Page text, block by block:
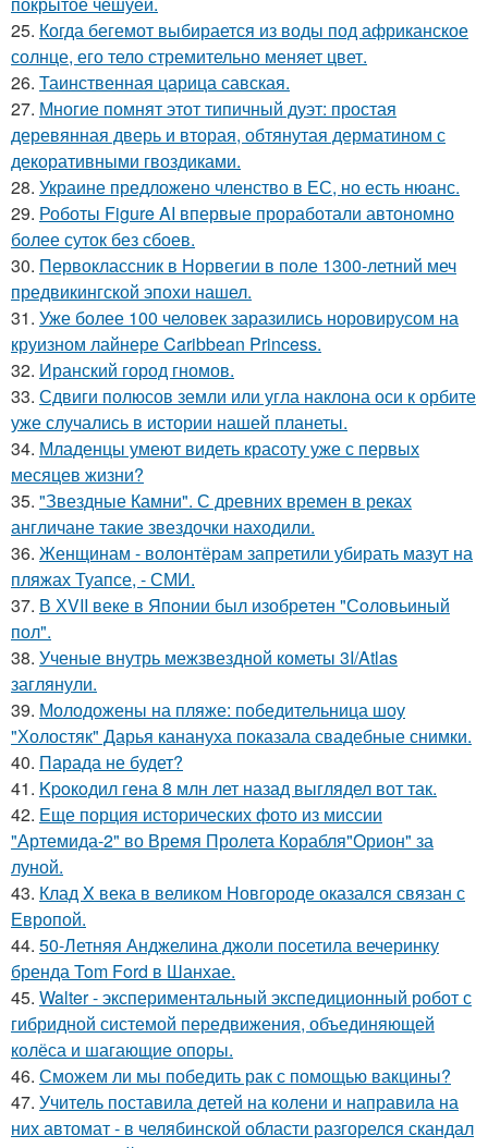
25. Когда бегемот выбирается из воды под африканское
солнце, его тело стремительно меняет цвет.
26. Таинственная царица савская.
27. Многие помнят этот типичный дуэт: простая
деревянная дверь и вторая, обтянутая дерматином с
декоративными гвоздиками.
28. Украине предложено членство в ЕС, но есть нюанс.
29. Роботы Figure AI впервые проработали автономно
более суток без сбоев.
30. Первоклассник в Норвегии в поле 1300-летний меч
предвикингской эпохи нашел.
31. Уже более 100 человек заразились норовирусом на
круизном лайнере Caribbean Princess.
32. Иранский город гномов.
33. Сдвиги полюсов земли или угла наклона оси к орбите
уже случались в истории нашей планеты.
34. Младенцы умеют видеть красоту уже с первых
месяцев жизни?
35. "Звездные Камни". С древних времен в реках
англичане такие звездочки находили.
36. Женщинам - волонтёрам запретили убирать мазут на
пляжах Туапсе, - СМИ.
37. В ХVII веке в Япoнии был изобрeтeн "Сoлoвьиный
пол".
38. Ученые внутрь межзвездной кометы 3I/Atlas
заглянули.
39. Молодожены на пляже: победительница шоу
"Холостяк" Дарья канануха показала свадебные снимки.
40. Парада не будет?
41. Kpoкoдил гeна 8 млн лет назад выглядел вот так.
42. Еще порция исторических фото из миссии
"Артемида-2" во Время Пролета Корабля"Орион" за
луной.
43. Клад X века в великом Новгороде оказался связан с
Европой.
44. 50-Летняя Анджелина джоли посетила вечеринку
бренда Tom Ford в Шанхае.
45. Walter - экспериментальный экспедиционный робот с
гибридной системой передвижения, объединяющей
колёса и шагающие опоры.
46. Сможем ли мы победить рак с помощью вакцины?
47. Учитель поставила детей на колени и направила на
них автомат - в челябинской области разгорелся скандал